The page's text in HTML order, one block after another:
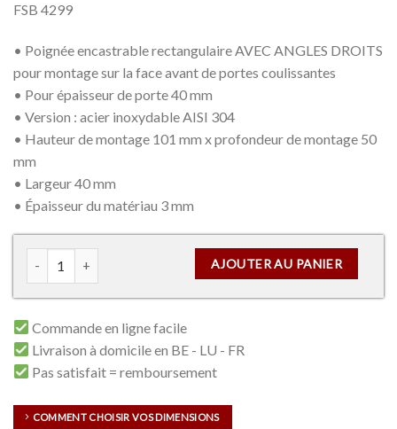
FSB 4299
• Poignée encastrable rectangulaire AVEC ANGLES DROITS
pour montage sur la face avant de portes coulissantes
• Pour épaisseur de porte 40 mm
• Version : acier inoxydable AISI 304
• Hauteur de montage 101 mm x profondeur de montage 50
mm
• Largeur 40 mm
• Épaisseur du matériau 3 mm
AJOUTER AU PANIER
quantité de Poignée encastrable en acier inoxydable – FSB
Commande en ligne facile
Livraison à domicile en BE - LU - FR
Pas satisfait = remboursement
COMMENT CHOISIR VOS DIMENSIONS